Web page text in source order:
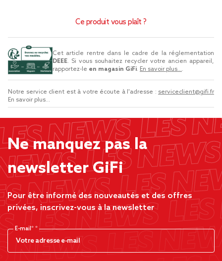
Ce produit vous plaît ?
Cet article rentre dans le cadre de la réglementation
DEEE. Si vous souhaitez recycler votre ancien appareil,
rapportez-le en magasin GiFi. En savoir plus....
Notre service client est à votre écoute à l'adresse : serviceclient@gifi.fr
En savoir plus...
Ne manquez pas la
newsletter GiFi
Pour être informé des nouveautés et des offres
privées, inscrivez-vous à la newsletter
E-mail*